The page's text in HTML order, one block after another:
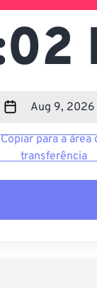
Copiar para a área
transferência